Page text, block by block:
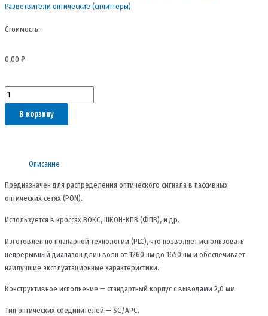
Разветвители оптические (сплиттеры)
Стоимость:
0,00 ₽
Количество
товара
Разветвитель
-1,0
м-
(-40+70С)
130602-
В корзину
Описание
Предназначен для распределения оптического сигнала в пассивных
оптических сетях (PON).
Используется в кроссах ВОКС, ШКОН-КПВ (ФПВ), и др.
Изготовлен по планарной технологии (PLC), что позволяет использовать
непрерывный диапазон длин волн от 1260 нм до 1650 нм и обеспечивает
наилучшие эксплуатационные характеристики.
Конструктивное исполнение — стандартный корпус с выводами 2,0 мм.
Тип оптических соединителей — SC/APC.